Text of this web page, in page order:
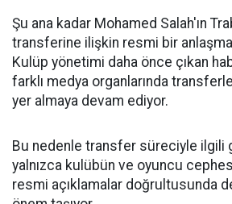
Şu ana kadar Mohamed Salah'ın
transferine ilişkin resmi bir anlaşma
Kulüp yönetimi daha önce çıkan
farklı medya organlarında
yer almaya devam ediyor.
Bu nedenle transfer süreciyle ilgili
yalnızca kulübün ve oyuncu
resmi açıklamalar doğrultusunda